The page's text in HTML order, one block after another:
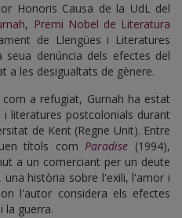
Honoris Causa de la UdL del
, Premi Nobel de Literatura
de Llengües i Literatures
seua denúncia dels efectes del
a les desigualtats de gènere.
a refugiat, Gurnah ha estat
literatures postcolonials durant
de Kent (Regne Unit). Entre
títols comParadise (1994),
a un comerciant per un deute
una història sobre l'exili, l'amor i
l'autor considera els efectes
la guerra.